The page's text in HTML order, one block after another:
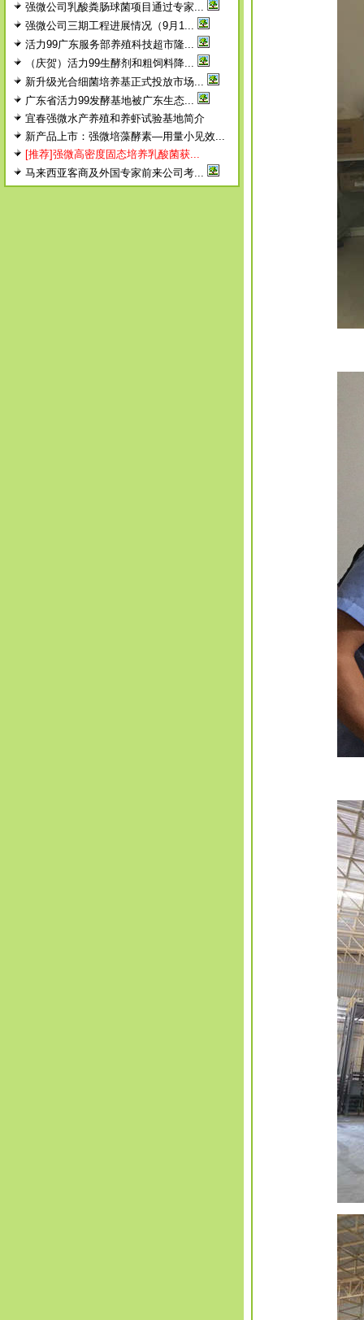
强微公司乳酸粪肠球菌项目通过专家...
强微公司三期工程进展情况（9月1...
活力99广东服务部养殖科技超市隆...
（庆贺）活力99生酵剂和粗饲料降...
新升级光合细菌培养基正式投放市场...
广东省活力99发酵基地被广东生态...
宜春强微水产养殖和养虾试验基地简介
新产品上市：强微培藻酵素—用量小见效...
[推荐]强微高密度固态培养乳酸菌获...
马来西亚客商及外国专家前来公司考...